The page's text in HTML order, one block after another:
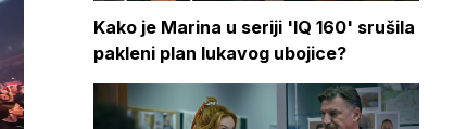
Kako je Marina u seriji 'IQ 160' srušila
pakleni plan lukavog ubojice?